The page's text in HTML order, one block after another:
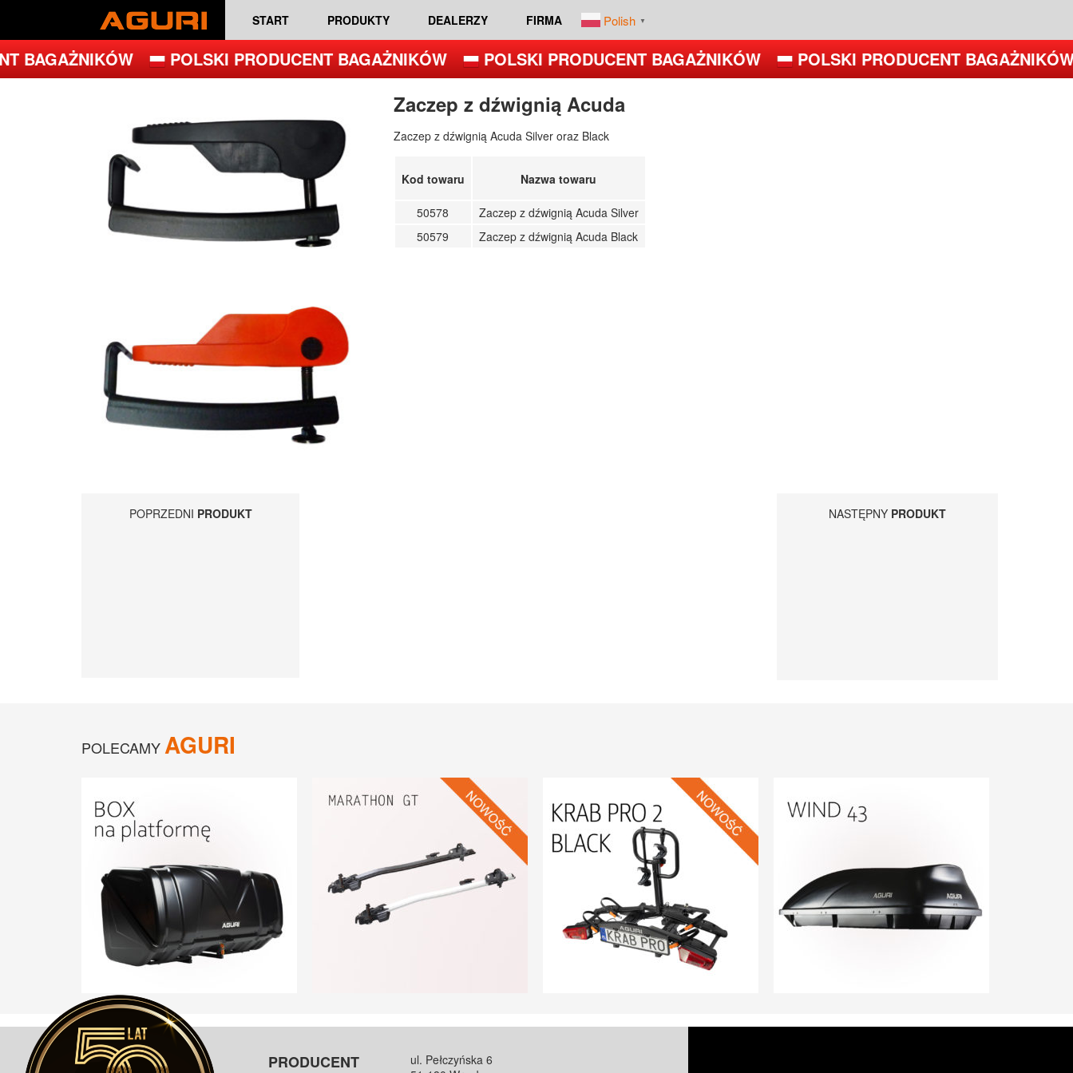
START PRODUKTY DEALERZY FIRMA Polish ▼
BAGAŻNIKÓW POLSKI PRODUCENT BAGAŻNIKÓW POLSKI PRODUCENT BAGAŻNIKÓW POLSKI PRODUCENT BAGAŻNIKÓW
Zaczep z dźwignią Acuda
Zaczep z dźwignią Acuda Silver oraz Black
Kod towaru Nazwa towaru
50578
Zaczep z dźwignią Acuda Silver
50579
Zaczep z dźwignią Acuda Black
POPRZEDNI PRODUKT NASTĘPNY PRODUKT
POLECAMYAGURI
PRODUCENT
ul. Pełczyńska 6